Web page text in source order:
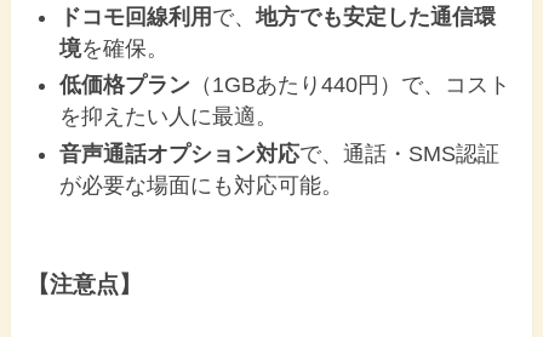
ドコモ回線利用 で、地方でも安定した通信環
境を確保。
低価格プラン （1GBあたり440円）で、コスト
を抑えたい人に最適。
音声通話オプション対応で、通話・SMS認証
が必要な場面にも対応可能。
【注意点】